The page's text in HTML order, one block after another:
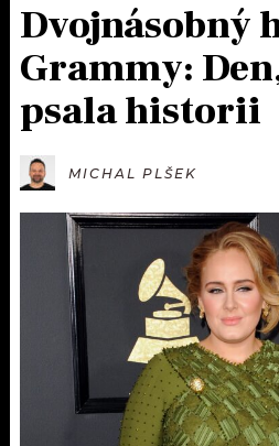
ČLÁNKY
ROZHOVORY
#NEBUDUDOMA
KALENDÁŘ
KVÍZY
PODCASTY
JAK NALADIT
APLIKACE
PROGRAM
PLAYLIST
JAK NALADIT
SOUTĚŽE
Dvojnásobný
Grammy:
psala historii
MICHAL PLŠEK